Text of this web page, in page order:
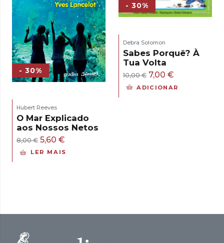
- 30%
Hubert Reeves
O Mar Explicado
aos Nossos Netos
8,00€ O
preço
5,60 €
preço
LER MAIS
- 30%
Debra Solomon
Sabes Porquê? À
Tua Volta
10,00€ O
preço
7,00 €O
preço
ADICIONAR